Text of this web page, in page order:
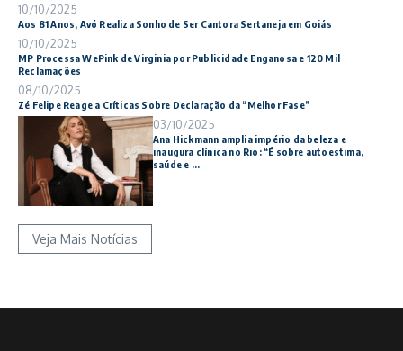
10/10/2025
Aos 81 Anos, Avó Realiza Sonho de Ser Cantora Sertaneja em Goiás
10/10/2025
MP Processa WePink de Virginia por Publicidade Enganosa e 120 Mil
Reclamações
08/10/2025
Zé Felipe Reage a Críticas Sobre Declaração da “Melhor Fase”
03/10/2025
Ana Hickmann amplia império da beleza e
inaugura clínica no Rio: “É sobre autoestima,
saúde e ...
Veja Mais Notícias